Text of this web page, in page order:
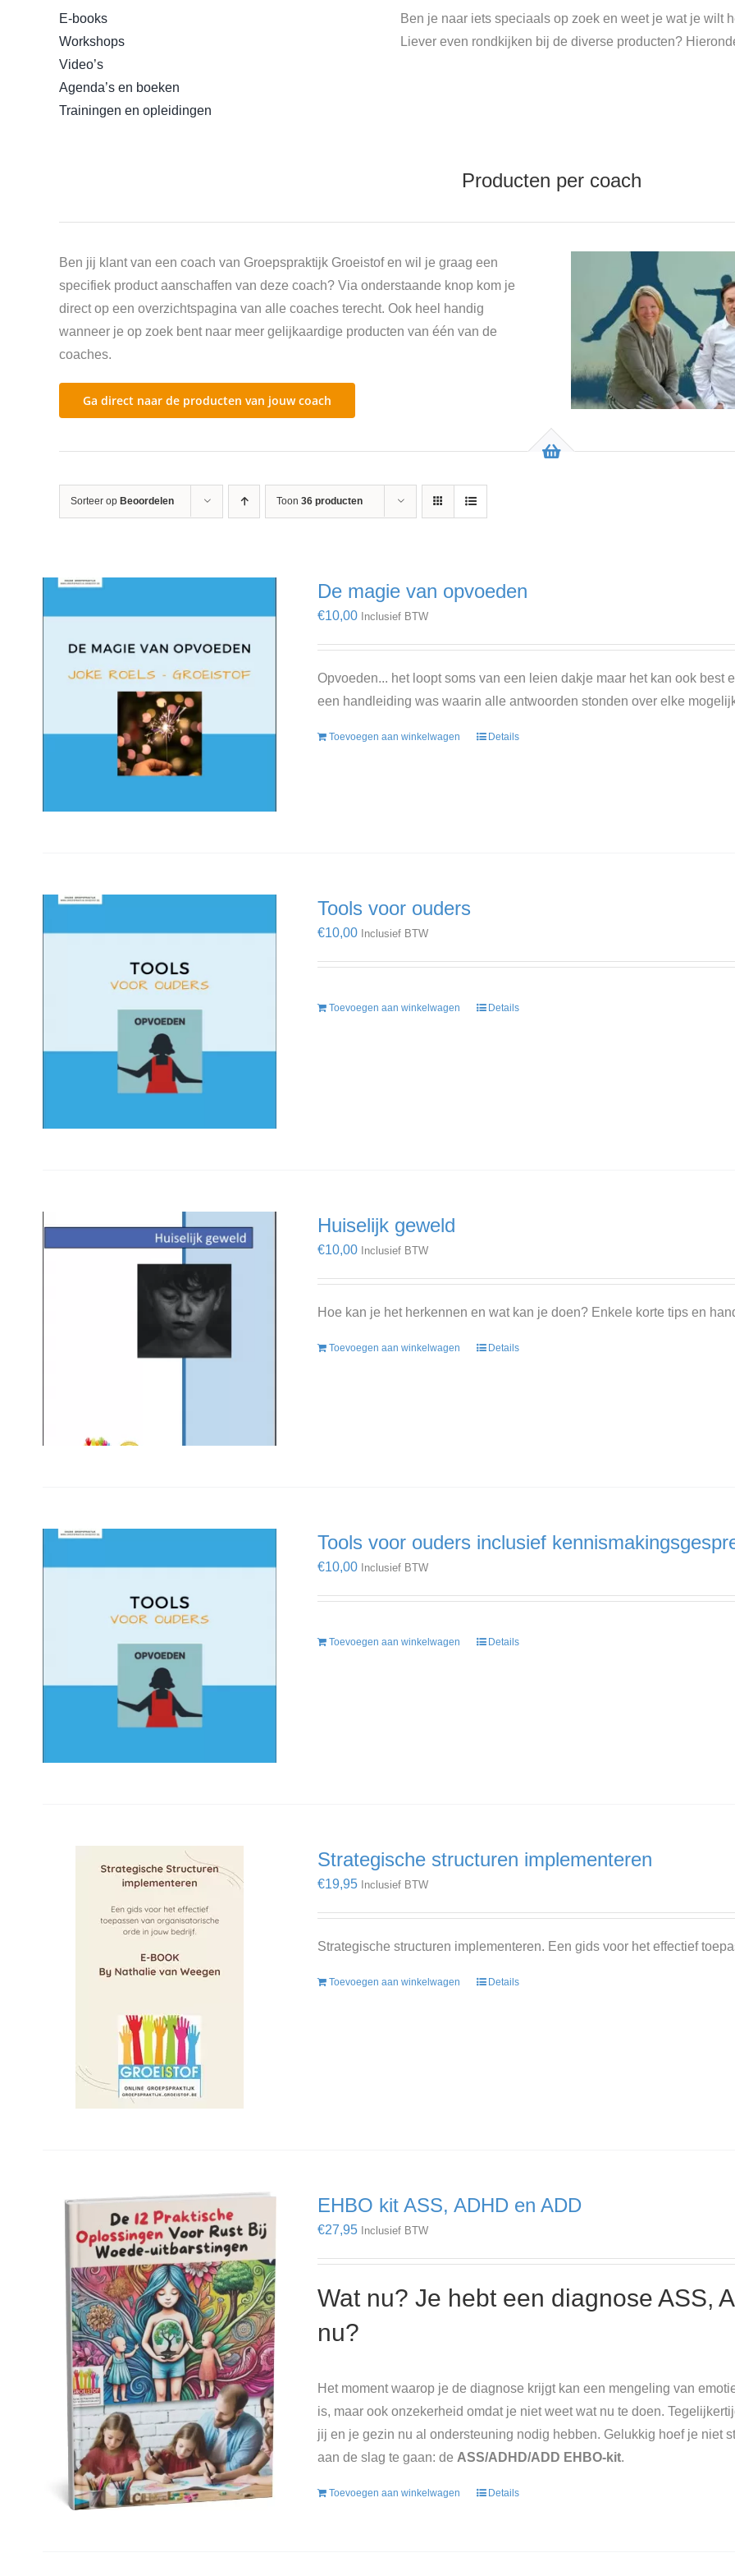
E-books
Workshops
Video’s
Agenda’s en boeken
Trainingen en opleidingen
Ben je naar iets speciaals op zoek en weet je wat je wilt
Liever even rondkijken bij de diverse producten?
Producten per coach
Ben jij klant van een coach van Groepspraktijk Groeistof en wil je graag een
specifiek product aanschaffen van deze coach? Via onderstaande knop kom je
direct op een overzichtspagina van alle coaches terecht. Ook heel handig
wanneer je op zoek bent naar meer gelijkaardige producten van één van de
coaches.
Ga direct naar de producten van jouw coach
Sorteer op Beoordelen Toon 36 producten
De magie van opvoeden
€10,00 Inclusief BTW
Opvoeden... het loopt soms van een leien dakje maar het kan ook
een handleiding was waarin alle antwoorden stonden over elke
Toevoegen aan winkelwagen Details
Tools voor ouders
€10,00 Inclusief BTW
Toevoegen aan winkelwagen Details
Huiselijk geweld
€10,00 Inclusief BTW
Hoe kan je het herkennen en wat kan je doen? Enkele korte tips en
Toevoegen aan winkelwagen Details
Tools voor ouders inclusief
€10,00 Inclusief BTW
Toevoegen aan winkelwagen Details
Strategische structuren implementeren
€19,95 Inclusief BTW
Strategische structuren implementeren. Een gids voor het effectief
Toevoegen aan winkelwagen Details
EHBO kit ASS, ADHD en ADD
€27,95 Inclusief BTW
Wat nu? Je hebt een diagnose ASS,
nu?
Het moment waarop je de diagnose krijgt kan een mengeling van
is, maar ook onzekerheid omdat je niet weet wat nu te doen.
jij en je gezin nu al ondersteuning nodig hebben. Gelukkig hoef je niet
aan de slag te gaan: de ASS/ADHD/ADD EHBO-kit.
Toevoegen aan winkelwagen Details